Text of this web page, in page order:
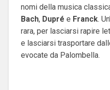
nomi della musica
Bach, Dupré e Franck.
rara, per lasciarsi rapire
e lasciarsi trasportare
evocate da Palombella.